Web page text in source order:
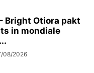
Bright Otiora pakt
in mondiale
08/2026